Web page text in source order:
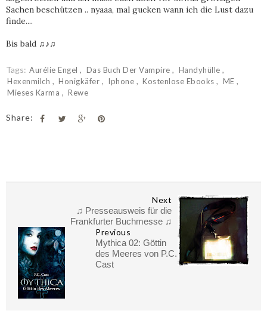
Sachen beschützen .. nyaaa, mal gucken wann ich die Lust dazu
finde....
Bis bald ♫♪♫
Tags: Aurélie Engel Das Buch Der Vampire
Handyhülle
Hexenmilch
Honigkäfer Iphone Kostenlose Ebooks
ME
Mieses Karma
Rewe
Share:
Next
♫ Presseausweis für die
Frankfurter Buchmesse ♫
Previous
Mythica 02: Göttin
des Meeres von P.C.
Cast